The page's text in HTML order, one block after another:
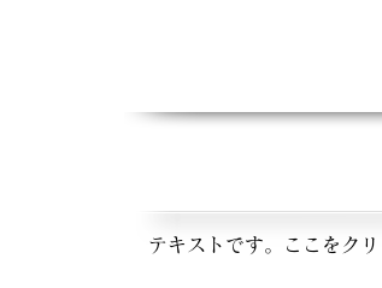
テキストです。ここをク